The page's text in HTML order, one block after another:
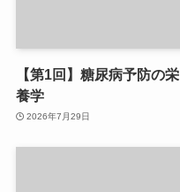
【第1回】糖尿病予防の栄
養学
2026年7月29日